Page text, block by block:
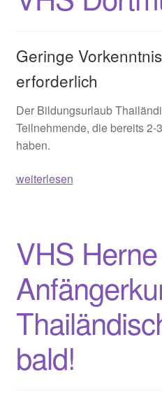
Geringe
erforderlich
Der Bildungsurlaub
Teilnehmende, die bereits 2-
haben.
Bildungsurlaub
VHS
Dortmund
weiterlesen
VHS
bald!